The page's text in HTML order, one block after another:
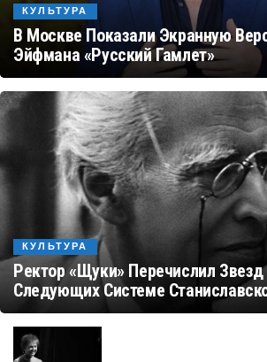
КУЛЬТУРА
В Москве Показали Экранную
Эйфмана «Русский Гамлет»
КУЛЬТУРА
Ректор «Щуки» Перечислил Звезд
Следующих Системе